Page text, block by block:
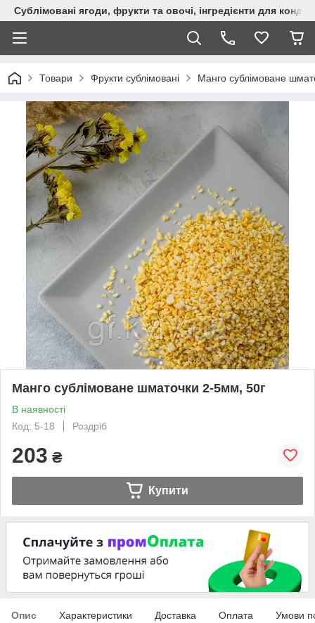
Сублімовані ягоди, фрукти та овочі, інгредієнти для
Товари Фрукти сублімовані Манго сублімоване
Манго сублімоване шматочки 2-5мм, 50г
В наявності
Код: 5-18
Роздріб
203 ₴
Купити
Опис Характеристики Доставка Оплата Умови